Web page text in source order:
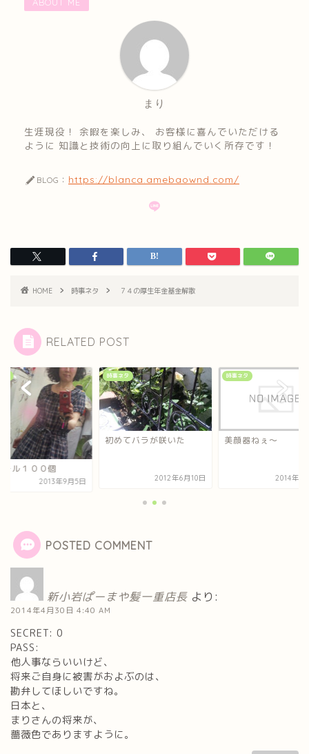
まり
生涯現役！ 余暇を楽しみ、 お客様に喜んでいただける
ように 知識と技術の向上に取り組んでいく所存です！
BLOG： https://blanca.amebaownd.com/
HOME 時事ネタ ７４の厚生年金基金解散
RELATED POST
ール１００個
2013年9月5日
時事ネタ
初めてバラが咲いた
2012年6月10日
時事ネタ
美顔器ねぇ～
2014年1
POSTED COMMENT
新小岩ぱーまや髪一重店長 より:
2014年4月30日 4:40 AM
SECRET: 0
PASS:
他人事ならいいけど、
将来ご自身に被害がおよぶのは、
勘弁してほしいですね。
日本と、
まりさんの将来が、
薔薇色でありますように。